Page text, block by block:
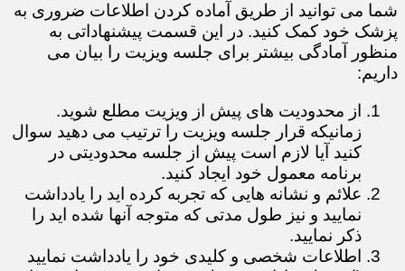
​​​​​​​شما می توانید از طریق آماده کردن اطلاعات ضروری به
پزشک خود کمک کنید. در این قسمت پیشنهاداتی به
منظور آمادگی بیشتر برای جلسه ویزیت را بیان می
داریم:
از محدودیت های پیش از ویزیت مطلع شوید.
زمانیکه قرار جلسه ویزیت را ترتیب می دهید سوال
کنید آیا لازم است پیش از جلسه محدودیتی در
برنامه معمول خود ایجاد کنید.
علائم و نشانه هایی که تجربه کرده اید را یادداشت
نمایید و نیز طول مدتی که متوجه آنها شده اید را
ذکر نمایید.
اطلاعات شخصی و کلیدی خود را یادداشت نمایید